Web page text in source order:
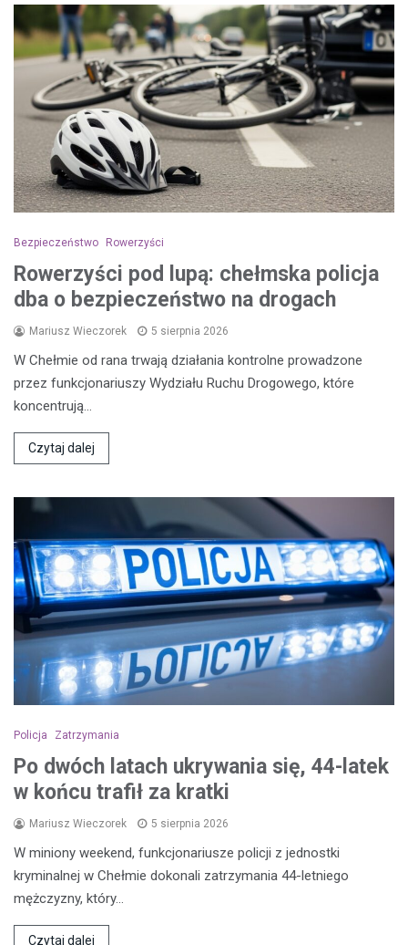
Bezpieczeństwo Rowerzyści
Rowerzyści pod lupą: chełmska policja
dba o bezpieczeństwo na drogach
Mariusz Wieczorek 5 sierpnia 2026
W Chełmie od rana trwają działania kontrolne prowadzone
przez funkcjonariuszy Wydziału Ruchu Drogowego, które
koncentrują…
Czytaj dalej
Policja Zatrzymania
Po dwóch latach ukrywania się, 44-latek
w końcu trafił za kratki
Mariusz Wieczorek 5 sierpnia 2026
W miniony weekend, funkcjonariusze policji z jednostki
kryminalnej w Chełmie dokonali zatrzymania 44-letniego
mężczyzny, który…
Czytaj dalej